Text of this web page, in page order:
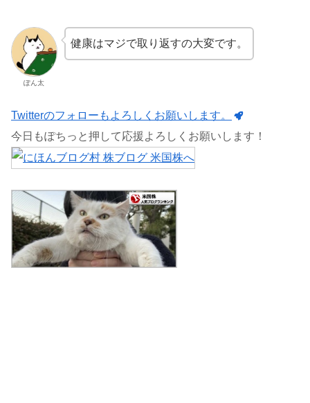
ぽん太
健康はマジで取り返すの大変です。
Twitterのフォローもよろしくお願いします。
今日もぽちっと押して応援よろしくお願いします！